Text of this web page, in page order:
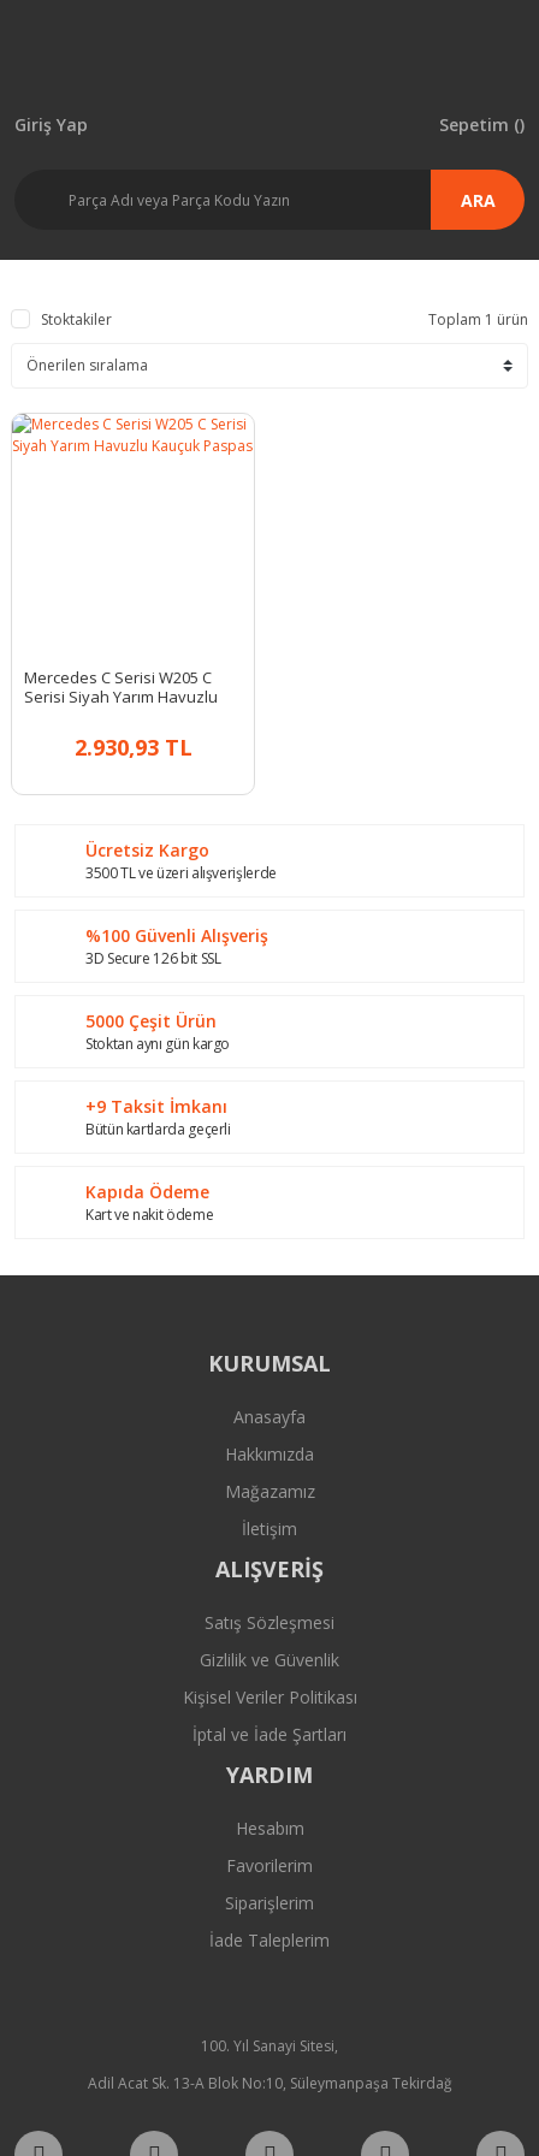
ARA
Giriş Yap Sepetim ()
Stoktakiler Toplam 1 ürün
Mercedes C Serisi W205 C
Serisi Siyah Yarım Havuzlu
2.930,93 TL
Ücretsiz Kargo
3500 TL ve üzeri alışverişlerde
%100 Güvenli Alışveriş
3D Secure 126 bit SSL
5000 Çeşit Ürün
Stoktan aynı gün kargo
+9 Taksit İmkanı
Bütün kartlarda geçerli
Kapıda Ödeme
Kart ve nakit ödeme
KURUMSAL
Anasayfa
Hakkımızda
Mağazamız
İletişim
ALIŞVERİŞ
Satış Sözleşmesi
Gizlilik ve Güvenlik
Kişisel Veriler Politikası
İptal ve İade Şartları
YARDIM
Hesabım
Favorilerim
Siparişlerim
İade Taleplerim
100. Yıl Sanayi Sitesi,
Adil Acat Sk. 13-A Blok No:10, Süleymanpaşa Tekirdağ